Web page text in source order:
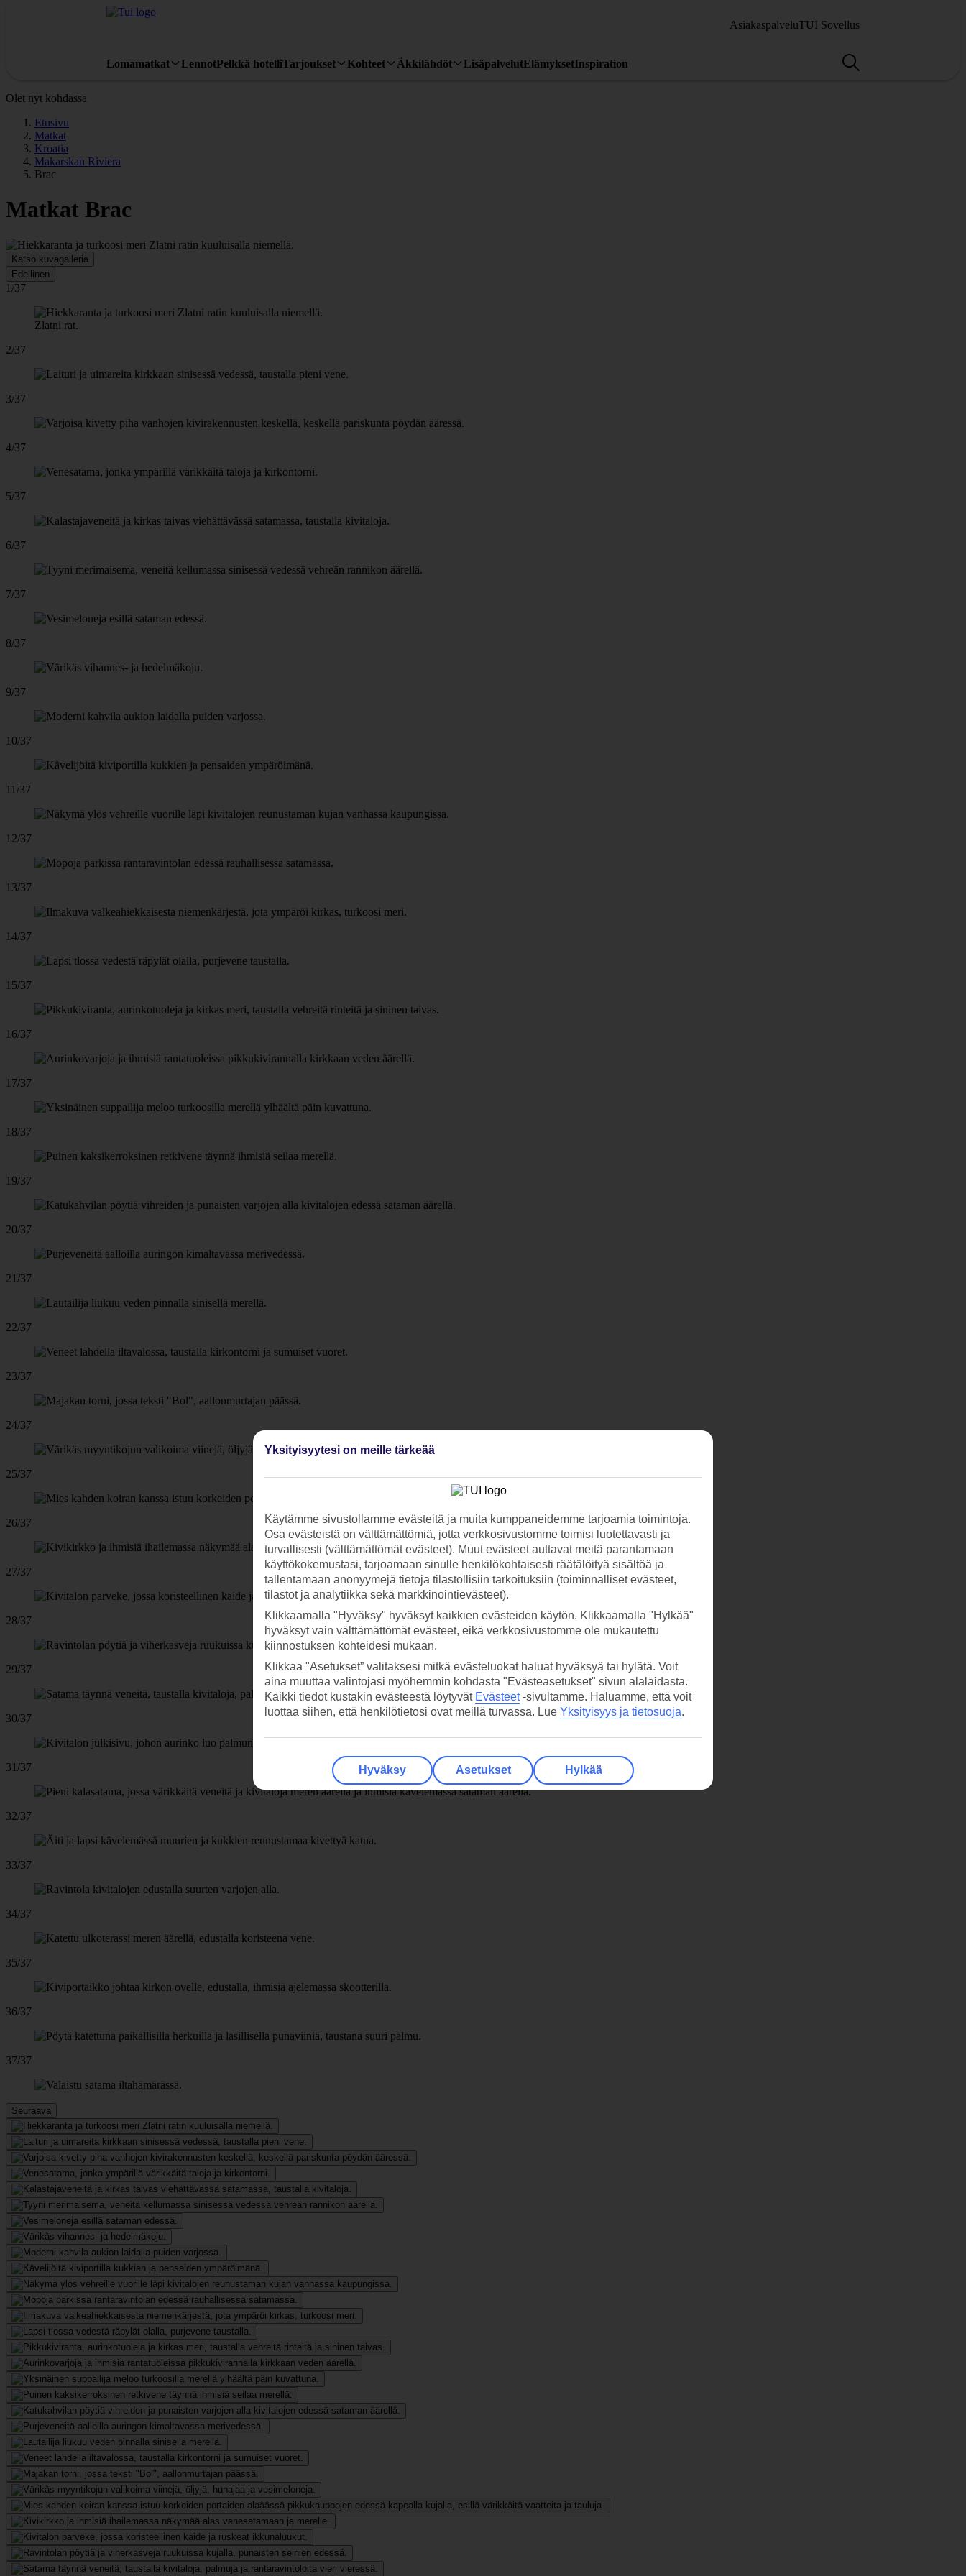
AsiakaspalveluTUI Sovellus
Lomamatkat LennotPelkkä hotelliTarjoukset Kohteet Äkkilähdöt LisäpalvelutElämyksetInspiration
Olet nyt kohdassa
Etusivu
Matkat
Kroatia
Makarskan Riviera
Brac
Matkat Brac
Katso kuvagalleria
Edellinen
1/37
Zlatni rat.
2/37
3/37
4/37
5/37
6/37
7/37
8/37
9/37
10/37
11/37
12/37
13/37
14/37
15/37
16/37
17/37
18/37
19/37
20/37
21/37
22/37
23/37
24/37
25/37
26/37
27/37
28/37
29/37
30/37
31/37
32/37
33/37
34/37
35/37
36/37
37/37
Seuraava
Yksityisyytesi on meille tärkeää
Käytämme sivustollamme evästeitä ja muita kumppaneidemme tarjoamia toimintoja.
Osa evästeistä on välttämättömiä, jotta verkkosivustomme toimisi luotettavasti ja
turvallisesti (välttämättömät evästeet). Muut evästeet auttavat meitä parantamaan
käyttökokemustasi, tarjoamaan sinulle henkilökohtaisesti räätälöityä sisältöä ja
tallentamaan anonyymejä tietoja tilastollisiin tarkoituksiin (toiminnalliset evästeet,
tilastot ja analytiikka sekä markkinointievästeet).
Klikkaamalla "Hyväksy" hyväksyt kaikkien evästeiden käytön. Klikkaamalla "Hylkää"
hyväksyt vain välttämättömät evästeet, eikä verkkosivustomme ole mukautettu
kiinnostuksen kohteidesi mukaan.
Klikkaa "Asetukset” valitaksesi mitkä evästeluokat haluat hyväksyä tai hylätä. Voit
aina muuttaa valintojasi myöhemmin kohdasta "Evästeasetukset" sivun alalaidasta.
Kaikki tiedot kustakin evästeestä löytyvät Evästeet-sivultamme. Haluamme, että voit
luottaa siihen, että henkilötietosi ovat meillä turvassa. Lue Yksityisyys ja tietosuoja.
Hyväksy Asetukset Hylkää